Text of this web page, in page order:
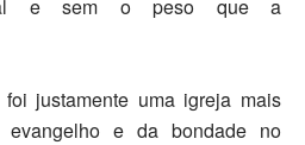
e sem o peso que a
justamente uma igreja mais
e da bondade no